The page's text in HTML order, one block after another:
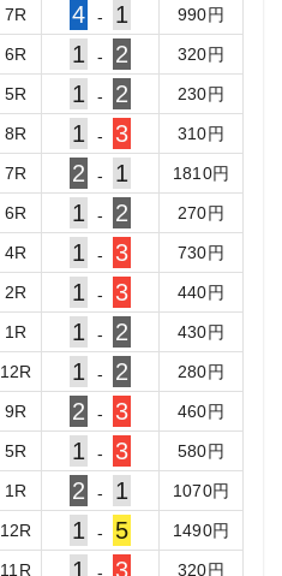
7R 4 - 1 990円
6R 1 - 2 320円
5R 1 - 2 230円
8R 1 - 3 310円
7R 2 - 1 1810円
6R 1 - 2 270円
4R 1 - 3 730円
2R 1 - 3 440円
1 R 1 - 2 430円
12R 1 - 2 280円
9R 2 - 3 460円
5R 1 - 3 580円
1 R 2 - 1 1070円
12R 1 - 5 1490円
11 R 1 3 320円